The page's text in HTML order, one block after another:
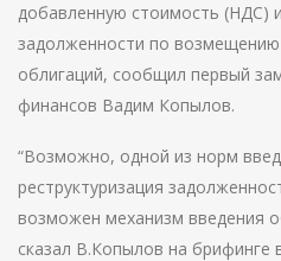
добавленную стоимость (НДС)
задолженности по
облигаций, сообщил первый
финансов Вадим Копылов.
“Возможно, одной из норм
реструктуризация
возможен механизм введения
сказал В.Копылов на брифинге